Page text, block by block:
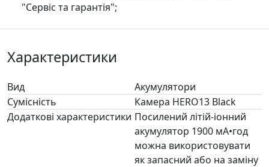
"Сервіс та гарантія";
Характеристики
Вид
Акумулятори
Сумісність
Камера HERO13 Black
Додаткові характеристики Посилений літій-іонний
акумулятор 1900 мА•год
можна використовувати
як запасний або на заміну